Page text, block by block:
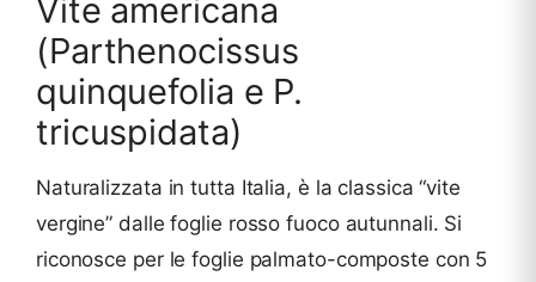
Vite americana
(Parthenocissus
quinquefolia e P.
tricuspidata)
Naturalizzata in tutta Italia, è la classica “vite
vergine” dalle foglie rosso fuoco autunnali. Si
riconosce per le foglie palmato-composte con 5